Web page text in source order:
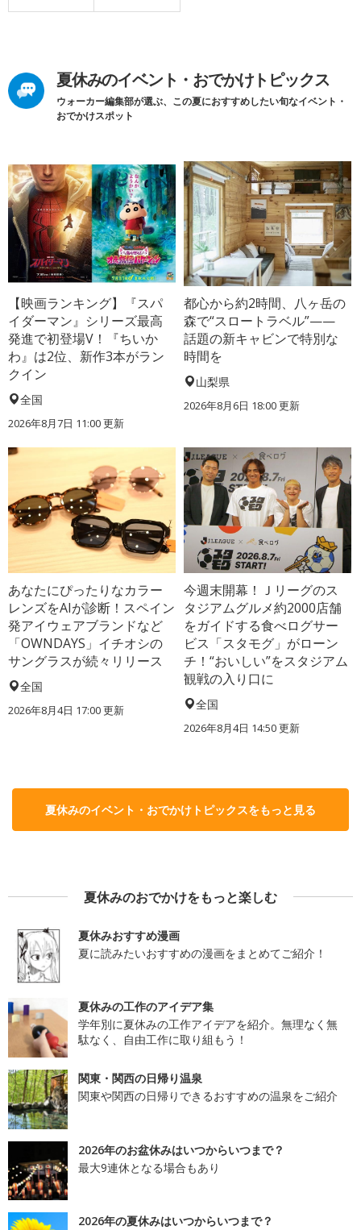
夏休みのイベント・おでかけトピックス
ウォーカー編集部が選ぶ、この夏におすすめしたい旬なイベント・
おでかけスポット
【映画ランキング】『スパ
イダーマン』シリーズ最高
発進で初登場V！『ちいか
わ』は2位、新作3本がラン
クイン
全国
2026年8月7日 11:00更新
都心から約2時間、八ヶ岳の
森で“スロートラベル”——
話題の新キャビンで特別な
時間を
山梨県
2026年8月6日 18:00更新
あなたにぴったりなカラー
レンズをAIが診断！スペイン
発アイウェアブランドなど
「OWNDAYS」イチオシの
サングラスが続々リリース
全国
2026年8月4日 17:00更新
今週末開幕！Ｊリーグのス
タジアムグルメ約2000店舗
をガイドする食べログサー
ビス「スタモグ」がローン
チ！“おいしい”をスタジアム
観戦の入り口に
全国
2026年8月4日 14:50更新
夏休みのイベント・おでかけトピックスをもっと見る
夏休みのおでかけをもっと楽しむ
夏休みおすすめ漫画
夏に読みたいおすすめの漫画をまとめてご紹介！
夏休みの工作のアイデア集
学年別に夏休みの工作アイデアを紹介。無理なく無
駄なく、自由工作に取り組もう！
関東・関西の日帰り温泉
関東や関西の日帰りできるおすすめの温泉をご紹介
2026年のお盆休みはいつからいつまで？
最大9連休となる場合もあり
2026年の夏休みはいつからいつまで？